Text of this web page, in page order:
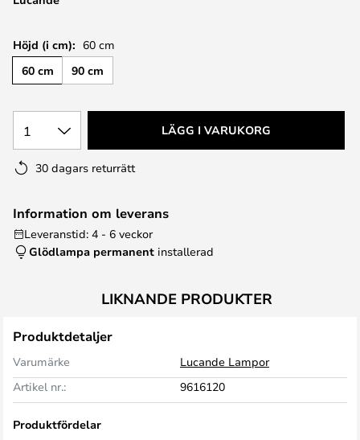
Höjd (i cm): 60 cm
60 cm
90 cm
1 LÄGG I VARUKORG
30 dagars returrätt
Information om leverans
Leveranstid: 4 - 6 veckor
Glödlampa permanent installerad
LIKNANDE PRODUKTER
Produktdetaljer
Varumärke
Lucande Lampor
Artikel nr.:
9616120
Produktfördelar